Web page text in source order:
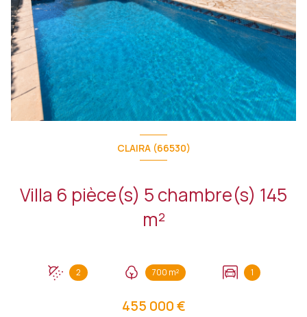
CLAIRA (66530)
Villa 6 pièce(s) 5 chambre(s) 145
m²
2 700 m² 1
455 000 €